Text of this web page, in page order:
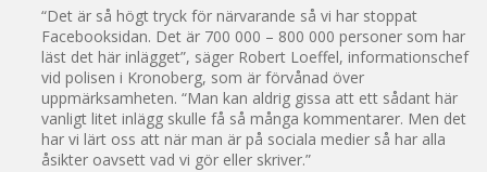
“Det är så högt tryck för närvarande så vi har stoppat
Facebooksidan. Det är 700 000 – 800 000 personer som har
läst det här inlägget”, säger Robert Loeffel, informationschef
vid polisen i Kronoberg, som är förvånad över
uppmärksamheten. “Man kan aldrig gissa att ett sådant här
vanligt litet inlägg skulle få så många kommentarer. Men det
har vi lärt oss att när man är på sociala medier så har alla
åsikter oavsett vad vi gör eller skriver.”